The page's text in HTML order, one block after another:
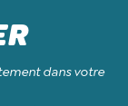
dans votre